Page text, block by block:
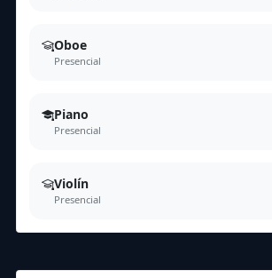
Oboe
Presencial
Piano
Presencial
Violín
Presencial